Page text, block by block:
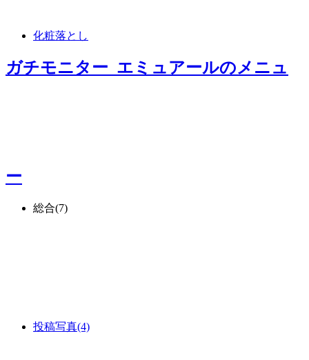
化粧落とし
ガチモニター_エミュアールのメニュ
ー
総合(7)
投稿写真(4)